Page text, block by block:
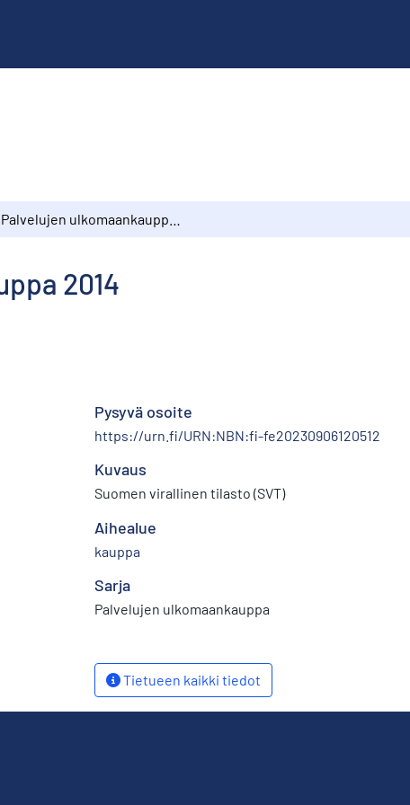
2014
Pysyvä osoite
https://urn.fi/URN:NBN:fi-fe20230906120512
Kuvaus
Suomen virallinen tilasto (SVT)
Aihealue
kauppa
Sarja
Palvelujen ulkomaankauppa
Tietueen kaikki tiedot